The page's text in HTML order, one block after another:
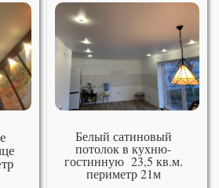
Белый сатиновый
потолок в кухню-
гостинную 23,5 кв.м.
периметр 21м